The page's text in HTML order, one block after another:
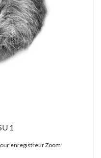
1
enregistreur Zoom